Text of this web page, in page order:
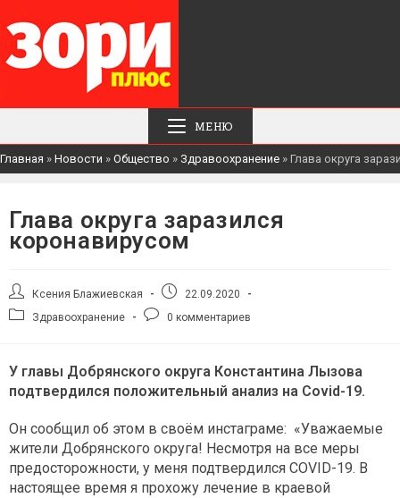
МЕНЮ
Главная » Новости » Общество » Здравоохранение » Глава округа
Глава округа заразился
коронавирусом
Автор
записи:
Ксения Блажиевская
Запись
опубликована:
22.09.2020
РубрикаЗдравоохранение
Комментарии
0 комментариев
У главы Добрянского округа Константина Лызова
подтвердился положительный анализ на Covid-19.
Он сообщил об этом в своём инстаграме: «Уважаемые
жители Добрянского округа! Несмотря на все меры
предосторожности, у меня подтвердился COVID-19. В
настоящее время я прохожу лечение в краевой